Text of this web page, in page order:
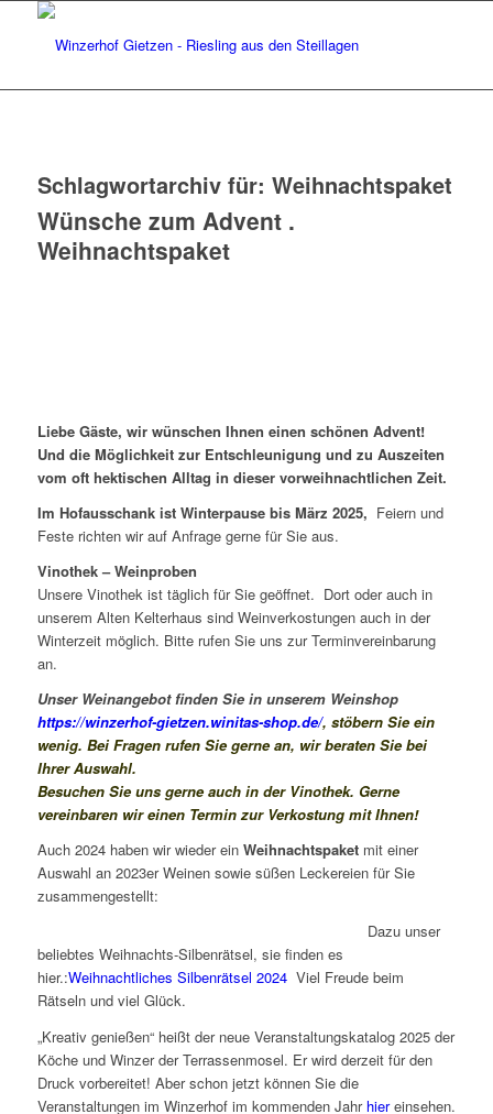
Schlagwortarchiv für: Weihnachtspaket
Wünsche zum Advent .
Weihnachtspaket
Liebe Gäste, wir wünschen Ihnen einen schönen Advent!
Und die Möglichkeit zur Entschleunigung und zu Auszeiten
vom oft hektischen Alltag in dieser vorweihnachtlichen Zeit.
Im Hofausschank ist Winterpause bis März 2025, Feiern und
Feste richten wir auf Anfrage gerne für Sie aus.
Vinothek – Weinproben
Unsere Vinothek ist täglich für Sie geöffnet. Dort oder auch in
unserem Alten Kelterhaus sind Weinverkostungen auch in der
Winterzeit möglich. Bitte rufen Sie uns zur Terminvereinbarung
an.
Unser Weinangebot finden Sie in unserem Weinshop
https://winzerhof-gietzen.winitas-shop.de/, stöbern Sie ein
wenig. Bei Fragen rufen Sie gerne an, wir beraten Sie bei
Ihrer Auswahl.
Besuchen Sie uns gerne auch in der Vinothek. Gerne
vereinbaren wir einen Termin zur Verkostung mit Ihnen!
Auch 2024 haben wir wieder ein Weihnachtspaketmit einer
Auswahl an 2023er Weinen sowie süßen Leckereien für Sie
zusammengestellt:
Dazu unser
beliebtes Weihnachts-Silbenrätsel, sie finden es
hier.:Weihnachtliches Silbenrätsel 2024Viel Freude beim
Rätseln und viel Glück.
„Kreativ genießen“ heißt der neue Veranstaltungskatalog 2025 der
Köche und Winzer der Terrassenmosel. Er wird derzeit für den
Druck vorbereitet! Aber schon jetzt können Sie die
Veranstaltungen im Winzerhof im kommenden Jahr hiereinsehen.